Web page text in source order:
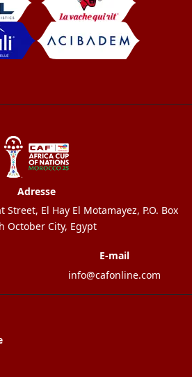
Adresse
El Hay El Motamayez, P.O. Box
October City, Egypt
E-mail
info@cafonline.com